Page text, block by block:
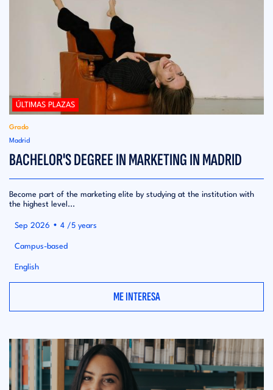
ÚLTIMAS PLAZAS
Grado
Madrid
BACHELOR'S DEGREE IN MARKETING IN MADRID
Become part of the marketing elite by studying at the institution with
the highest level...
Sep 2026 • 4 /5 years
Campus-based
English
ME INTERESA